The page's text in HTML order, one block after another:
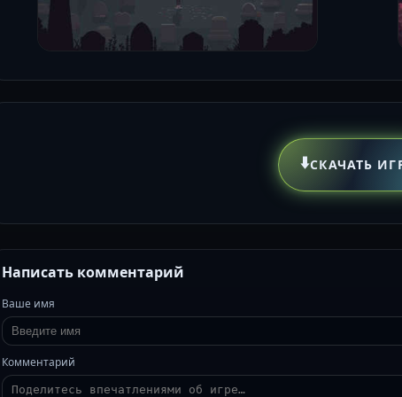
⬇️СКАЧАТЬ
Написать комментарий
Ваше имя
Комментарий